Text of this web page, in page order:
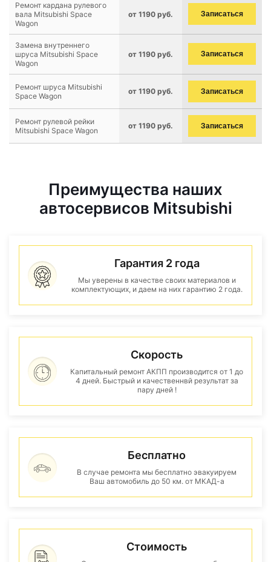
Ремонт кардана рулевого
вала Mitsubishi Space
Wagon
от 1190 руб. Записаться
Замена внутреннего
шруса Mitsubishi Space
Wagon
от 1190 руб. Записаться
Ремонт шруса Mitsubishi
Space Wagon
от 1190 руб. Записаться
Ремонт рулевой рейки
Mitsubishi Space Wagon
от 1190 руб. Записаться
Преимущества наших
автосервисов Mitsubishi
Гарантия 2 года
Мы уверены в качестве своих материалов и
комплектующих, и даем на них гарантию 2 года.
Скорость
Капитальный ремонт АКПП производится от 1 до
4 дней. Быстрый и качественнвй результат за
пару дней !
Бесплатно
В случае ремонта мы бесплатно эвакуируем
Ваш автомобиль до 50 км. от МКАД-а
Стоимость